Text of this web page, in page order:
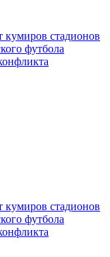
кумиров стадионов
футбола
кумиров стадионов
футбола